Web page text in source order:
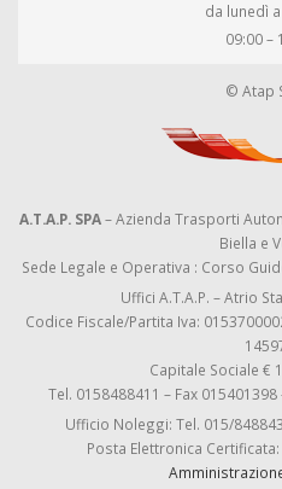
da lunedì
09:00 –
© Atap
A.T.A.P. SPA– Azienda Trasporti
Biella e
Sede Legale e Operativa : Corso
Uffici A.T.A.P. – Atrio
Codice Fiscale/Partita Iva:
Capitale Sociale €
Tel. 0158488411 – Fax 015401398
Ufficio Noleggi: Tel. 015/
Posta Elettronica Certificata: